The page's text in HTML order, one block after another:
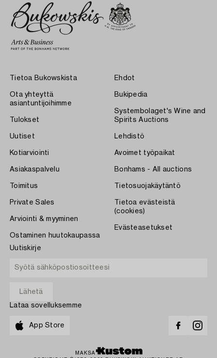
Tietoa Bukowskista
Ota yhteyttä
asiantuntijoihimme
Tulokset
Uutiset
Kotiarviointi
Asiakaspalvelu
Toimitus
Private Sales
Arviointi & myyminen
Ostaminen huutokaupassa
Ehdot
Bukipedia
Systembolaget's Wine and
Spirits Auctions
Lehdistö
Avoimet työpaikat
Bonhams - All auctions
Tietosuojakäytäntö
Tietoa evästeistä
(cookies)
Evästeasetukset
Uutiskirje
Lataa sovelluksemme
App Store
MAKSA